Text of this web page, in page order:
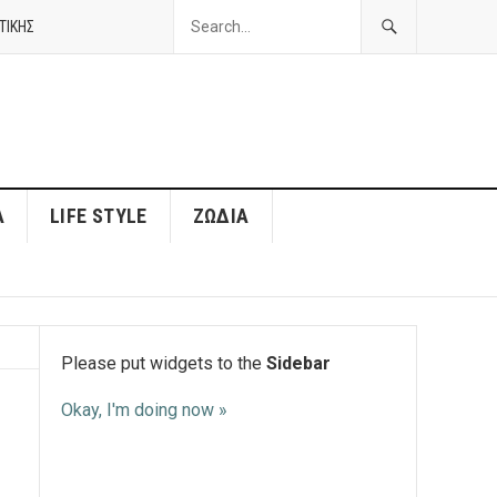
LIFE STYLE ΖΏΔΙΑ
Please put widgets to the Sidebar
Okay, I'm doing now »